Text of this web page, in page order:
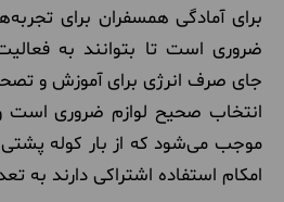
برای آمادگی همسفران برای
ضروری است تا بتوانند به
جای صرف انرژی برای آموزش و
انتخاب صحیح لوازم ضروری است
موجب می‌شود که از بار کوله
امکام استفاده اشتراکی دارند به